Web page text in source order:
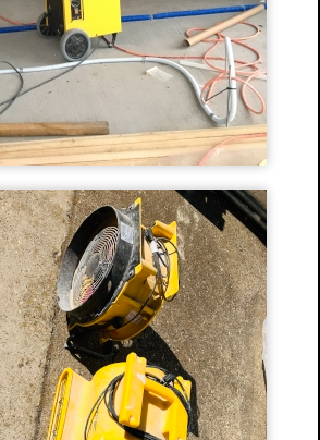
& Wischtechnik
Sanierung
/ Sockel-Wandanschluss